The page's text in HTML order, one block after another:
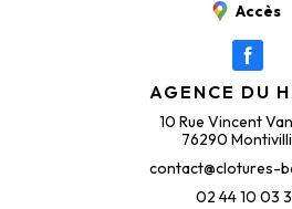
Accès
AGENCE DU
10 Rue Vincent
76290
contact@clotures-
02 44 10 03